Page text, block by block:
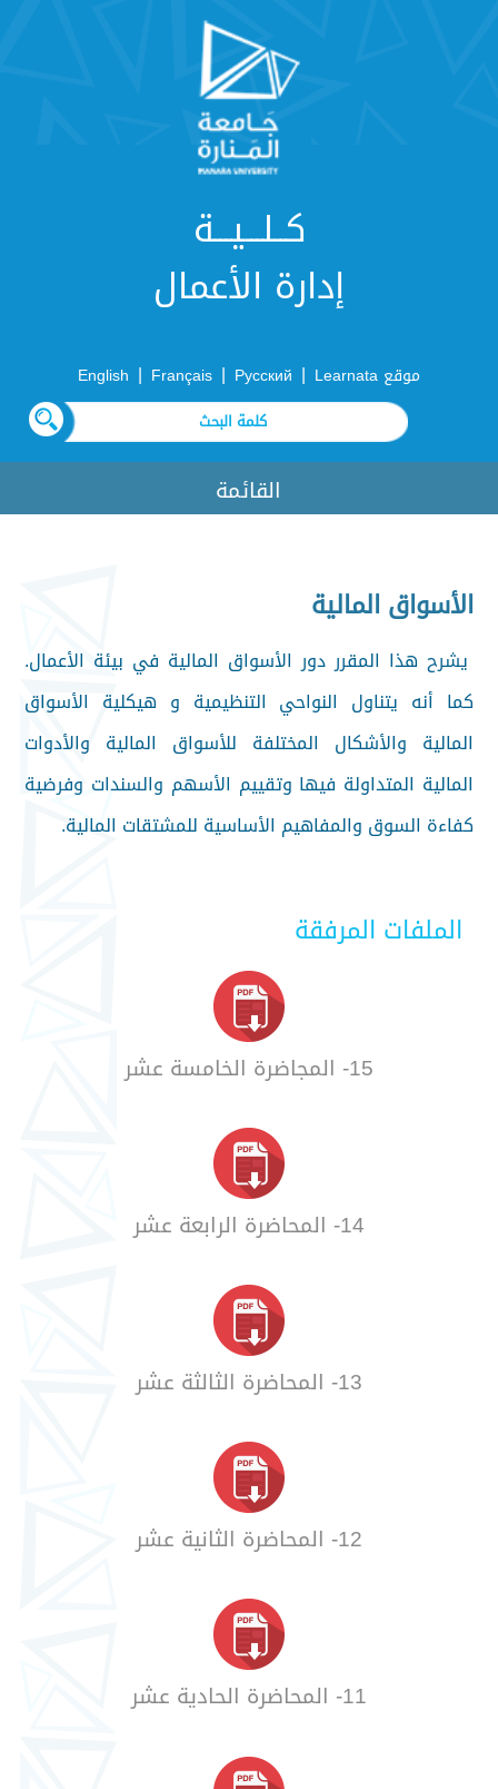
كــلـــيـــة
إدارة الأعمال
موقع Learnata |
Русский
|
Français
|
English
القائمة
الأسواق المالية
يشرح هذا المقرر دور الأسواق المالية في بيئة الأعمال.
كما أنه يتناول النواحي التنظيمية و هيكلية الأسواق
المالية والأشكال المختلفة للأسواق المالية والأدوات
المالية المتداولة فيها وتقييم الأسهم والسندات وفرضية
كفاءة السوق والمفاهيم الأساسية للمشتقات المالية.
الملفات المرفقة
15- المجاضرة الخامسة عشر
14- المحاضرة الرابعة عشر
13- المحاضرة الثالثة عشر
12- المحاضرة الثانية عشر
11- المحاضرة الحادية عشر